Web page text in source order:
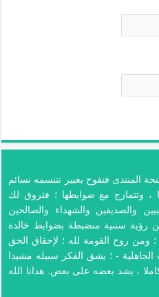
المنتدى فتفوح بعبير تتنسمه نسائم
، وتتمازج مع ضوابطها ؛ فتروق لك
والصديقين والشهداء والصالحين
رؤية سننية منضبطة بضوابط خالدة
؛ ومن روح القومة لله ؛ لإحقاق الحق
الجاهلية - ؛ يشق الفكر سبيله مشيدا
، يشد بعضه على بعض. هدانا الله